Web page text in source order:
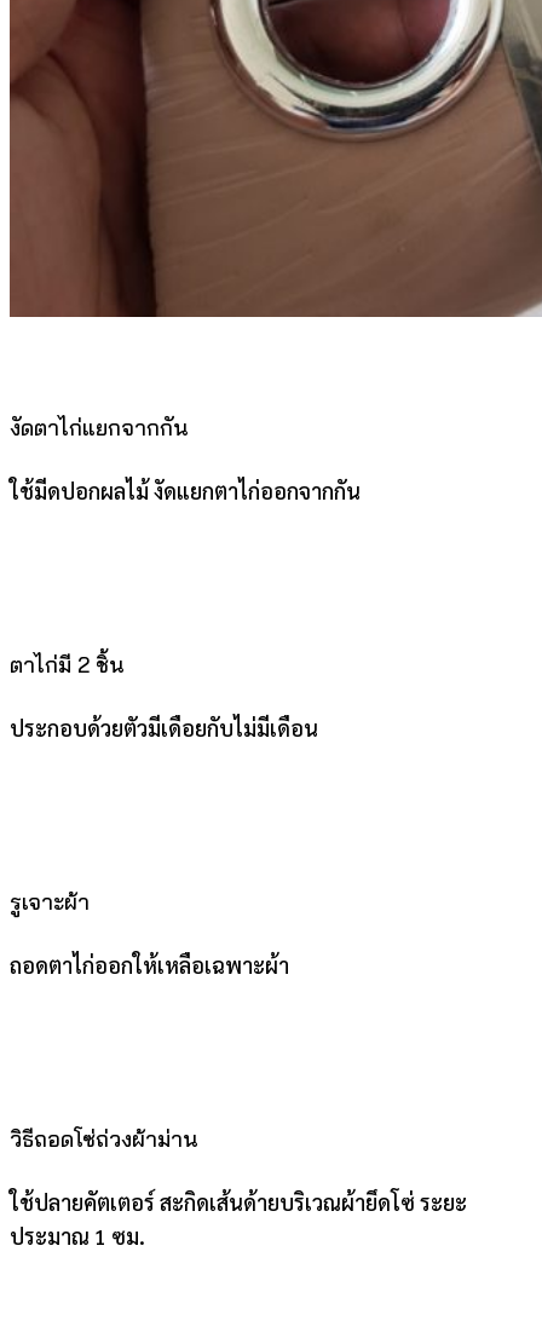
งัดตาไก่แยกจากกัน
ใช้มีดปอกผลไม้ งัดแยกตาไก่ออกจากกัน
ตาไก่มี 2 ชิ้น
ประกอบด้วยตัวมีเดือยกับไม่มีเดือน
รูเจาะผ้า
ถอดตาไก่ออกให้เหลือเฉพาะผ้า
วิธีถอดโซ่ถ่วงผ้าม่าน
ใช้ปลายคัตเตอร์ สะกิดเส้นด้ายบริเวณผ้ายึดโซ่ ระยะ
ประมาณ 1 ซม.